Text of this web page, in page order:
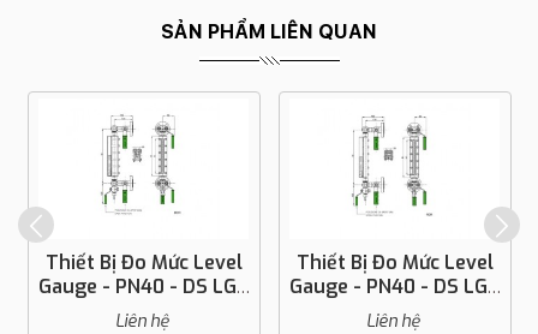
SẢN PHẨM LIÊN QUAN
Thiết Bị Đo Mức Level
Gauge - PN40 - DS LG -
RCR GR18
Liên hệ
Thiết Bị Đo Mức Level
Gauge - PN40 - DS LG -
RDR GR18 / SHV
Liên hệ